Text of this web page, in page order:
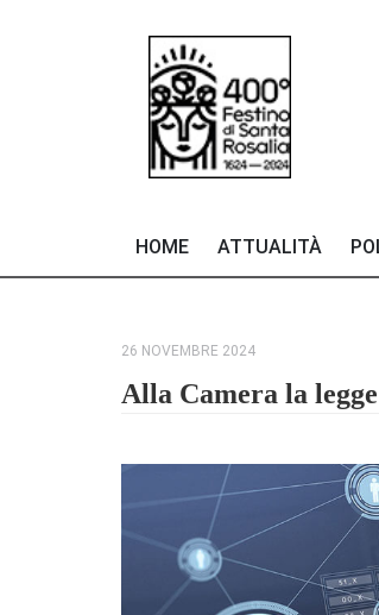
HOME ATTUALITÀ
26 NOVEMBRE 2024
Alla Camera la